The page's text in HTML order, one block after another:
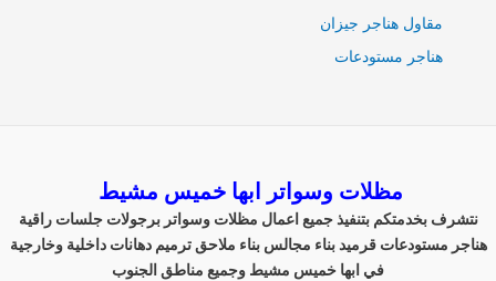
مقاول هناجر جيزان
هناجر مستودعات
مظلات وسواتر ابها خميس مشيط
نتشرف بخدمتكم بتنفيذ جميع اعمال مظلات وسواتر برجولات جلسات راقية
هناجر مستودعات قرميد بناء مجالس بناء ملاحق ترميم دهانات داخلية وخارجية
في ابها خميس مشيط وجميع مناطق الجنوب